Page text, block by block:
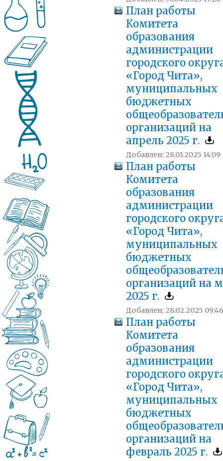
План работы
Комитета
образования
администрации
городского
«Город Чита»,
муниципальных
бюджетных
организаций на
апрель 2025 г.
Добавлен: 28.03.2025 14:09
План работы
Комитета
образования
администрации
городского
«Город Чита»,
муниципальных
бюджетных
организаций на
2025 г.
Добавлен: 28.02.2025 09:46
План работы
Комитета
образования
администрации
городского
«Город Чита»,
муниципальных
бюджетных
организаций на
февраль 2025 г.